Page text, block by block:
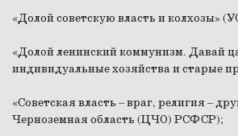
«Долой советскую власть и колхозы»
«Долой ленинский коммунизм. Давай
индивидуальные хозяйства и старые
«Советская власть – враг, религия –
Черноземная область (ЦЧО) РСФСР);